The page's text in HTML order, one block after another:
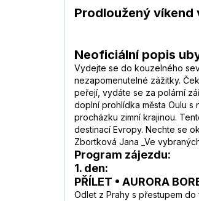
Prodloužený víkend
Neoficiální popis
Vydejte se do kouzelného
nezapomenutelné zážitky.
peřejí, vydáte se za polární
doplní prohlídka města Oulu
procházku zimní krajinou.
destinací Evropy. Nechte se
Zbortková Jana _Ve
Program zájezdu:
1. den:
PŘÍLET • AURORA
Odlet z Prahy s přestupem do